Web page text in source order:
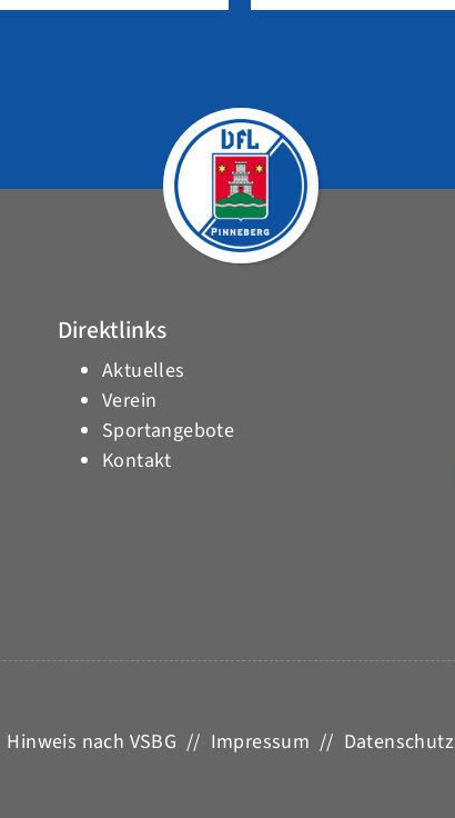
Direktlinks
Aktuelles
Verein
Sportangebote
Kontakt
Hinweis nach VSBG // Impressum // Datenschutz